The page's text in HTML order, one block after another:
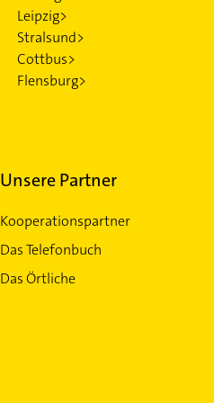
Leipzig>
Stralsund>
Cottbus>
Flensburg>
Unsere Partner
Kooperationspartner
Das Telefonbuch
Das Örtliche